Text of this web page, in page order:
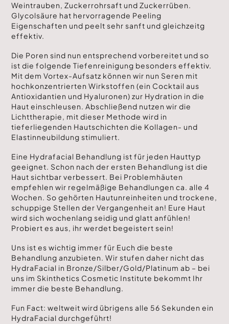
Weintrauben, Zuckerrohrsaft und Zuckerrüben.
Glycolsäure hat hervorragende Peeling
Eigenschaften und peelt sehr sanft und gleichzeitg
effektiv.
Die Poren sind nun entsprechend vorbereitet und so
ist die folgende Tiefenreinigung besonders effektiv.
Mit dem Vortex-Aufsatz können wir nun Seren mit
hochkonzentrierten Wirkstoffen (ein Cocktail aus
Antioxidantien und Hyaluronen) zur Hydration in die
Haut einschleusen. Abschließend nutzen wir die
Lichttherapie, mit dieser Methode wird in
tieferliegenden Hautschichten die Kollagen- und
Elastinneubildung stimuliert.
Eine Hydrafacial Behandlung ist für jeden Hauttyp
geeignet. Schon nach der ersten Behandlung ist die
Haut sichtbar verbessert. Bei Problemhäuten
empfehlen wir regelmäßige Behandlungen ca. alle 4
Wochen. So gehörten Hautunreinheiten und trockene,
schuppige Stellen der Vergangenheit an! Eure Haut
wird sich wochenlang seidig und glatt anfühlen!
Probiert es aus, ihr werdet begeistert sein!
Uns ist es wichtig immer für Euch die beste
Behandlung anzubieten. Wir stufen daher nicht das
HydraFacial in Bronze/Silber/Gold/Platinum ab – bei
uns im Skinthetics Cosmetic Institute bekommt Ihr
immer die beste Behandlung.
Fun Fact: weltweit wird übrigens alle 56 Sekunden ein
HydraFacial durchgeführt!